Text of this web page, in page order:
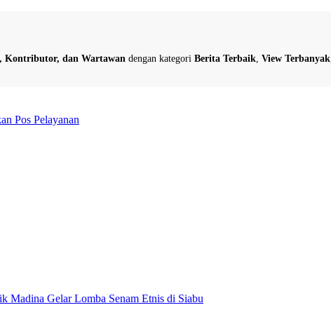
Kontributor, dan Wartawan dengan kategori Berita Terbaik View Terbanyak
Pos Pelayanan
Gelar Lomba Senam Etnis di Siabu